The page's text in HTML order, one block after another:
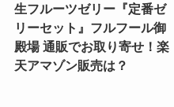
生フルーツゼリー『定番ゼ
リーセット』フルフール御
殿場 通販でお取り寄せ！楽
天アマゾン販売は？